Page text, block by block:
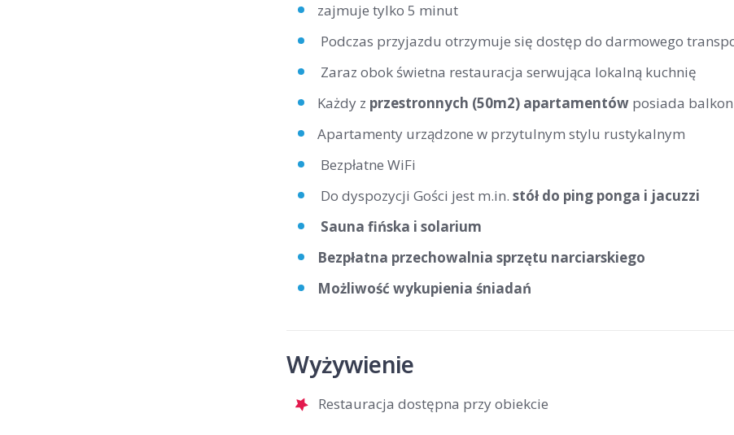
zajmuje tylko 5 minut
Podczas przyjazdu otrzymuje się dostęp do darmowego
Zaraz obok świetna restauracja serwująca lokalną kuchnię
Każdy z przestronnych (50m2) apartamentów posiada
Apartamenty urządzone w przytulnym stylu rustykalnym
Bezpłatne WiFi
Do dyspozycji Gości jest m.in. stół do ping ponga i jacuzzi
Sauna fińska i solarium
Bezpłatna przechowalnia sprzętu narciarskiego
Możliwość wykupienia śniadań
Wyżywienie
Restauracja dostępna przy obiekcie